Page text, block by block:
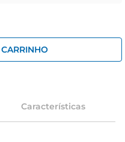
Características